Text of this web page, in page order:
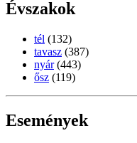
Évszakok
tél (132)
tavasz (387)
nyár (443)
ősz (119)
Események